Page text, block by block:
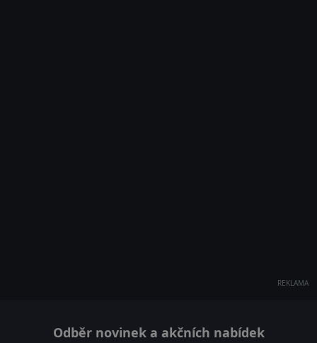
REKLAMA
Odběr novinek a akčních nabídek